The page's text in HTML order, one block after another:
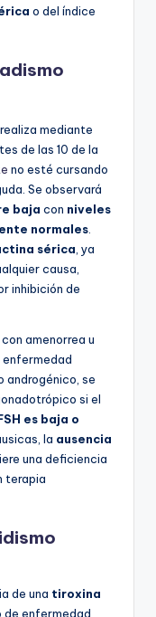
o del índice
mediante
de las 10 de la
no esté cursando
Se observará
baja con niveles
normales.
sérica, ya
causa,
inhibición de
con amenorrea u
enfermedad
androgénico, se
si el
es baja o
la ausencia
una deficiencia
terapia
de una tiroxina
enfermedad